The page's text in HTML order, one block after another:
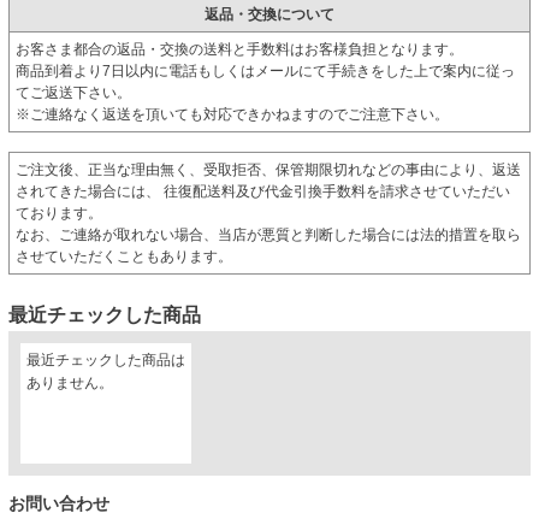
返品・交換について
お客さま都合の返品・交換の送料と手数料はお客様負担となります。
商品到着より7日以内に電話もしくはメールにて手続きをした上で案内に従っ
てご返送下さい。
※ご連絡なく返送を頂いても対応できかねますのでご注意下さい。
ご注文後、正当な理由無く、受取拒否、保管期限切れなどの事由により、返送
されてきた場合には、 往復配送料及び代金引換手数料を請求させていただい
ております。
なお、ご連絡が取れない場合、当店が悪質と判断した場合には法的措置を取ら
させていただくこともあります。
最近チェックした商品
最近チェックした商品は
ありません。
お問い合わせ